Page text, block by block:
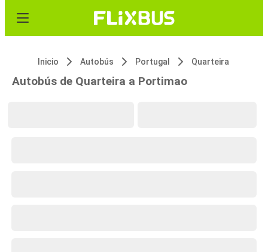
Inicio Autobús Portugal Quarteira
Autobús de Quarteira a Portimao